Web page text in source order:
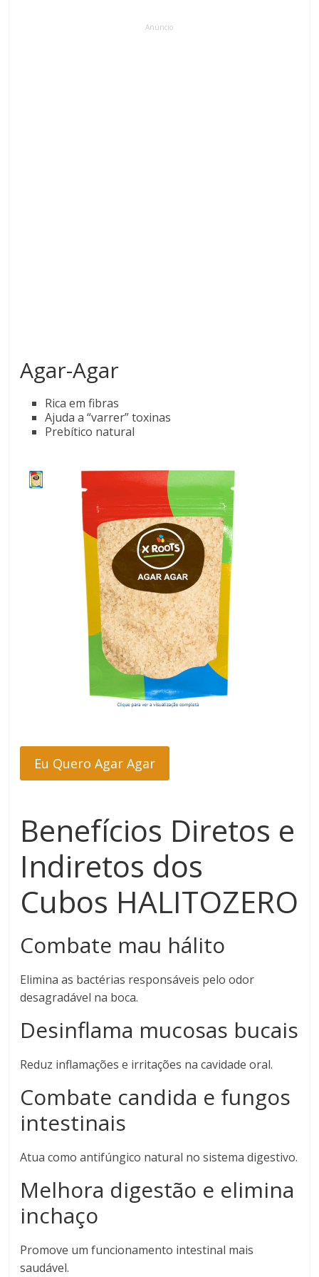
Anúncio
Agar-Agar
Rica em fibras
Ajuda a “varrer” toxinas
Prebítico natural
Eu Quero Agar Agar
Benefícios Diretos e
Indiretos dos
Cubos HALITOZERO
Combate mau hálito
Elimina as bactérias responsáveis pelo odor
desagradável na boca.
Desinflama mucosas bucais
Reduz inflamações e irritações na cavidade oral.
Combate candida e fungos
intestinais
Atua como antifúngico natural no sistema digestivo.
Melhora digestão e elimina
inchaço
Promove um funcionamento intestinal mais
saudável.